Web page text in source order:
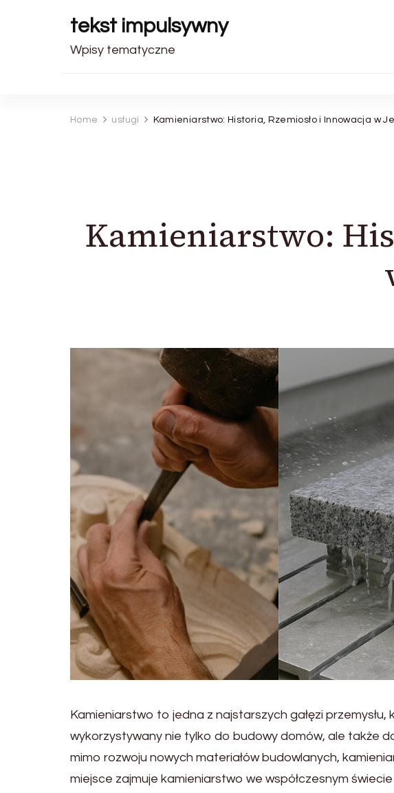
tekst impulsywny
Wpisy tematyczne
Home usługi Kamieniarstwo: Historia, Rzemiosło i Innowacja w
Kamieniarstwo:
Kamieniarstwo to jedna z najstarszych gałęzi
wykorzystywany nie tylko do budowy domów, ale także
mimo rozwoju nowych materiałów budowlanych,
miejsce zajmuje kamieniarstwo we współczesnym